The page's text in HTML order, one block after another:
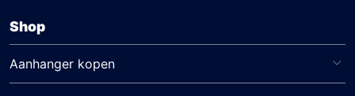
Shop
Aanhanger kopen